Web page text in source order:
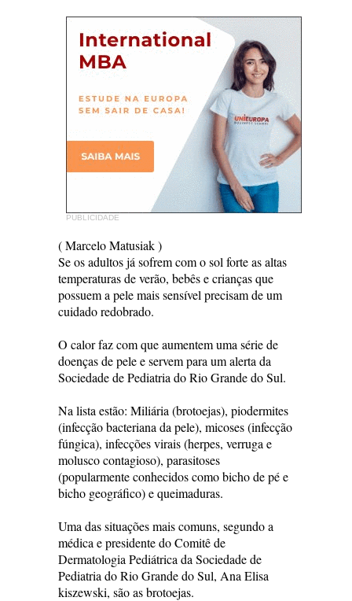
PUBLICIDADE
( Marcelo Matusiak )
Se os adultos já sofrem com o sol forte as altas
temperaturas de verão, bebês e crianças que
possuem a pele mais sensível precisam de um
cuidado redobrado.
O calor faz com que aumentem uma série de
doenças de pele e servem para um alerta da
Sociedade de Pediatria do Rio Grande do Sul.
Na lista estão: Miliária (brotoejas), piodermites
(infecção bacteriana da pele), micoses (infecção
fúngica), infecções virais (herpes, verruga e
molusco contagioso), parasitoses
(popularmente conhecidos como bicho de pé e
bicho geográfico) e queimaduras.
Uma das situações mais comuns, segundo a
médica e presidente do Comitê de
Dermatologia Pediátrica da Sociedade de
Pediatria do Rio Grande do Sul, Ana Elisa
kiszewski, são as brotoejas.